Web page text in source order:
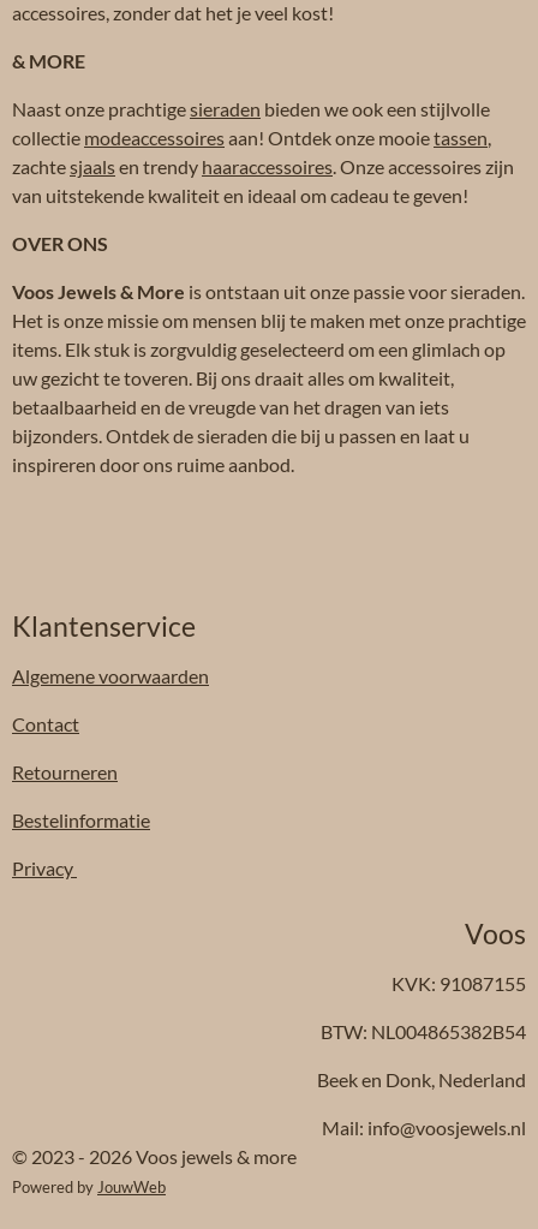
accessoires, zonder dat het je veel kost!
& MORE
Naast onze prachtigesieraden bieden we ook een stijlvolle
collectie modeaccessoiresaan! Ontdek onze mooietassen,
zachtesjaalsen trendy haaraccessoires. Onze accessoires zijn
van uitstekende kwaliteit en ideaal om cadeau te geven!
OVER ONS
Voos Jewels & More is ontstaan uit onze passie voor sieraden.
Het is onze missie om mensen blij te maken met onze prachtige
items. Elk stuk is zorgvuldig geselecteerd om een glimlach op
uw gezicht te toveren. Bij ons draait alles om kwaliteit,
betaalbaarheid en de vreugde van het dragen van iets
bijzonders. Ontdek de sieraden die bij u passen en laat u
inspireren door ons ruime aanbod.
Klantenservice
Algemenevoorwaarden
Contact
Retourneren
Bestelinformatie
Privacy
Voos
KVK: 91087155
BTW: NL004865382B54
Beek en Donk, Nederland
Mail: info@voosjewels.nl
© 2023 - 2026 Voos jewels & more
Powered by JouwWeb